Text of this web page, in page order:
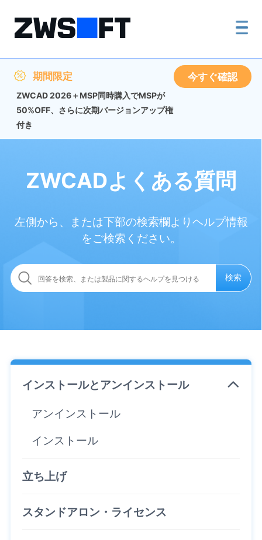
期間限定
ZWCAD 2026＋MSP同時購入でMSPが
50%OFF、さらに次期バージョンアップ権
付き
今すぐ確認
ZWCADよくある質問
左側から、または下部の検索欄よりヘルプ情報
をご検索ください。
検索
インストールとアンインストール
アンインストール
インストール
立ち上げ
スタンドアロン・ライセンス